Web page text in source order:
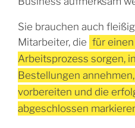
Sie brauchen auch
Mitarbeiter, die für
Arbeitsprozess sorgen,
Bestellungen
vorbereiten und die
abgeschlossen